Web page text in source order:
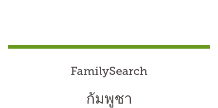
FamilySearch
กัมพูชา